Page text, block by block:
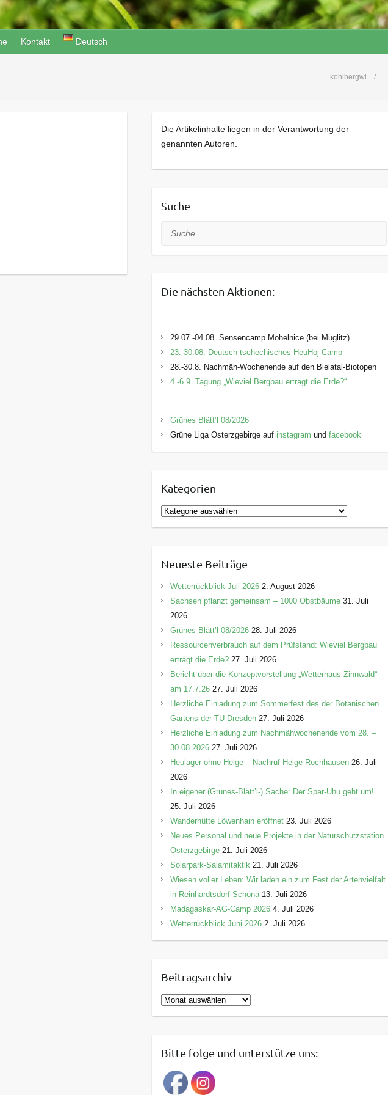
Kontakt Deutsch
kohlbergwi
Die Artikelinhalte liegen in der Verantwortung der
genannten Autoren.
Suche
Suche
Die nächsten Aktionen:
29.07.-04.08. Sensencamp Mohelnice (bei Müglitz)
23.-30.08. Deutsch-tschechisches HeuHoj-Camp
28.-30.8. Nachmäh-Wochenende auf den Bielatal-Biotopen
4.-6.9. Tagung „Wieviel Bergbau erträgt die Erde?“
Grünes Blätt’l 08/2026
Grüne Liga Osterzgebirge auf instagram und facebook
Kategorien
K
a
g
o
r
e
n
Neueste Beiträge
Wetterrückblick Juli 2026 2. August 2026
Sachsen pflanzt gemeinsam – 1000 Obstbäume 31. Juli
2026
Grünes Blätt’l 08/2026 28. Juli 2026
Ressourcenverbrauch auf dem Prüfstand: Wieviel Bergbau
erträgt die Erde? 27. Juli 2026
Bericht über die Konzeptvorstellung „Wetterhaus Zinnwald“
am 17.7.26 27. Juli 2026
Herzliche Einladung zum Sommerfest des der Botanischen
Gartens der TU Dresden 27. Juli 2026
Herzliche Einladung zum Nachmähwochenende vom 28. –
30.08.2026 27. Juli 2026
Heulager ohne Helge – Nachruf Helge Rochhausen 26. Juli
2026
In eigener (Grünes-Blätt’l-) Sache: Der Spar-Uhu geht um!
25. Juli 2026
Wanderhütte Löwenhain eröffnet 23. Juli 2026
Neues Personal und neue Projekte in der Naturschutzstation
Osterzgebirge 21. Juli 2026
Solarpark-Salamitaktik 21. Juli 2026
Wiesen voller Leben: Wir laden ein zum Fest der Artenvielfalt
in Reinhardtsdorf-Schöna 13. Juli 2026
Madagaskar-AG-Camp 2026 4. Juli 2026
Wetterrückblick Juni 2026 2. Juli 2026
Beitragsarchiv
B
e
r
a
g
Bitte folge und unterstütze uns: